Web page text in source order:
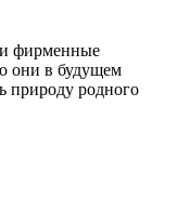
фирменные
они в будущем
природу родного